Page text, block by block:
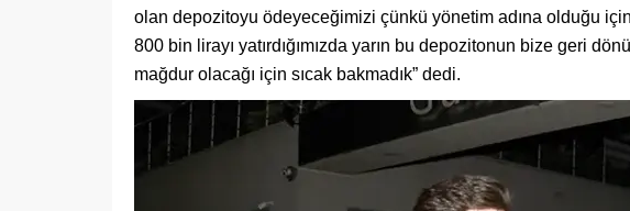
olan depozitoyu ödeyeceğimizi çünkü yönetim adına olduğu
800 bin lirayı yatırdığımızda yarın bu depozitonun bize geri
mağdur olacağı için sıcak bakmadık” dedi.